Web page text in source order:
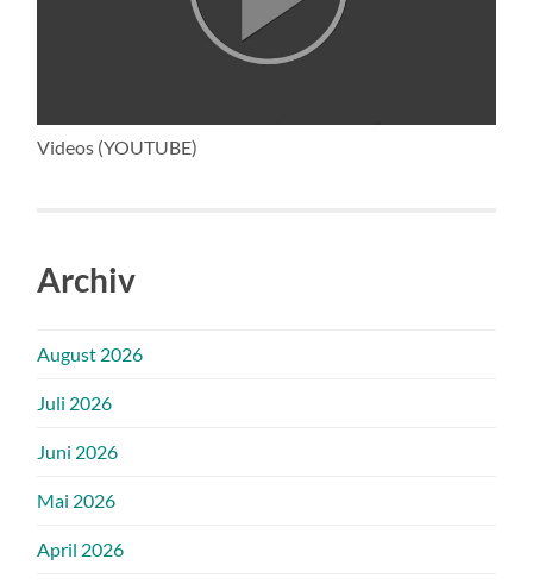
Videos (YOUTUBE)
Archiv
August 2026
Juli 2026
Juni 2026
Mai 2026
April 2026